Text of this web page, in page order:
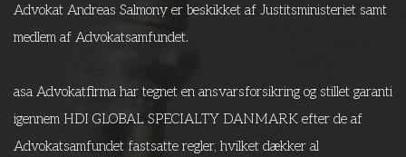
Advokat Andreas Salmony er beskikket af Justitsministeriet samt
medlem af Advokatsamfundet.
asa Advokatfirma har tegnet en ansvarsforsikring og stillet garanti
igennem HDI GLOBAL SPECIALTY DANMARK efter de af
Advokatsamfundet fastsatte regler, hvilket dækker al